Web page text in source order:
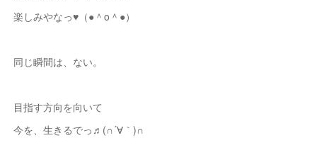
楽しみやなっ♥（●＾o＾●）
同じ瞬間は、ない。
目指す方向を向いて
今を、生きるでっ♬(∩´∀｀)∩